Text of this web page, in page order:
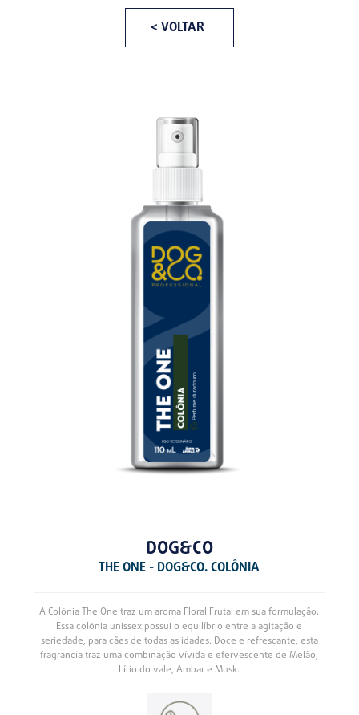
< VOLTAR
DOG&CO
THE ONE - DOG&CO. COLÔNIA
A Colônia The One traz um aroma Floral Frutal em sua formulação.
Essa colônia unissex possui o equilíbrio entre a agitação e
seriedade, para cães de todas as idades. Doce e refrescante, esta
fragrância traz uma combinação vívida e efervescente de Melão,
Lírio do vale, Âmbar e Musk.